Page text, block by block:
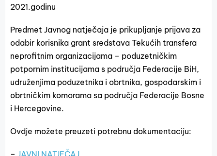
2021.godinu
Predmet Javnog natječaja je prikupljanje prijava za
odabir korisnika grant sredstava Tekućih transfera
neprofitnim organizacijama – poduzetničkim
potpornim institucijama s područja Federacije BiH,
udruženjima poduzetnika i obrtnika, gospodarskim i
obrtničkim komorama sa područja Federacije Bosne
i Hercegovine.
Ovdje možete preuzeti potrebnu dokumentaciju:
–JAVNI NATJEČAJ